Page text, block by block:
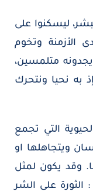
ليسكنوا على
الأزمنة وتخوم
متلمسين،
به نحيا ونتحرك
التي تجمع
ويتجاهلها او
وقد يكون لمثل
على الشر